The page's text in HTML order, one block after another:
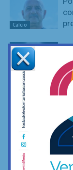
Calcio
Calcio
Calcio
Calcio